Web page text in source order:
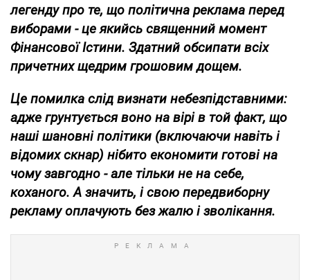
легенду про те, що політична реклама перед
виборами - це якийсь священний момент
Фінансової Істини. Здатний обсипати всіх
причетних щедрим грошовим дощем.
Це помилка слід визнати небезпідставними:
адже грунтується воно на вірі в той факт, що
наші шановні політики (включаючи навіть і
відомих скнар) нібито економити готові на
чому завгодно - але тільки не на себе,
коханого. А значить, і свою передвиборну
рекламу оплачують без жалю і зволікання.